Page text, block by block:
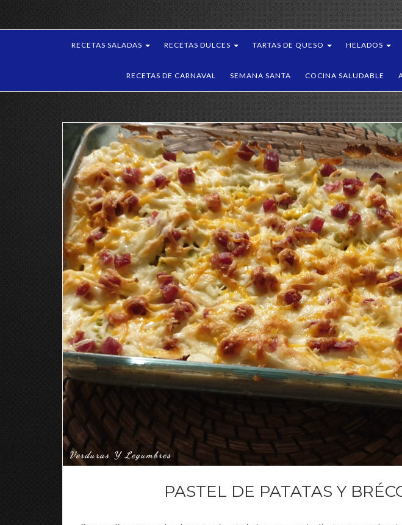
RECETAS SALADAS RECETAS DULCES TARTAS DE QUESO HELADOS
RECETAS DE CARNAVAL SEMANA SANTA COCINA SALUDABLE
Verduras Y Legumbres
PASTEL DE PATATAS Y